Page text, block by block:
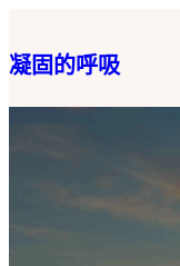
至
主
凝固的呼吸